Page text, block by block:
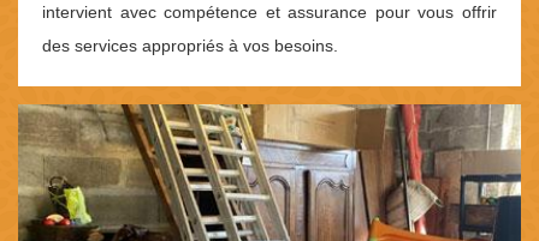
intervient avec compétence et assurance pour vous offrir
des services appropriés à vos besoins.